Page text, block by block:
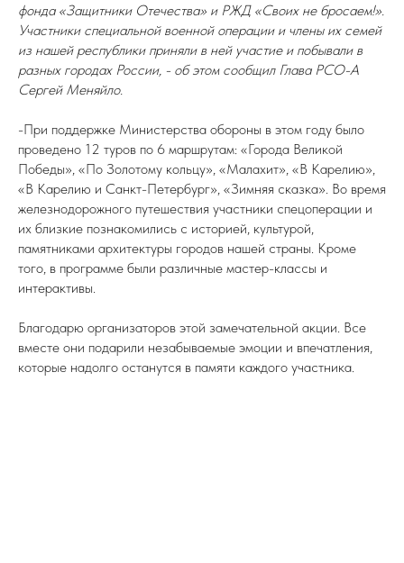
фонда «Защитники Отечества» и РЖД «Своих не бросаем!».
Участники специальной военной операции и члены их семей
из нашей республики приняли в ней участие и побывали в
разных городах России, - об этом сообщил Глава РСО-А
Сергей Меняйло.
-При поддержке Министерства обороны в этом году было
проведено 12 туров по 6 маршрутам: «Города Великой
Победы», «По Золотому кольцу», «Малахит», «В Карелию»,
«В Карелию и Санкт-Петербург», «Зимняя сказка». Во время
железнодорожного путешествия участники спецоперации и
их близкие познакомились с историей, культурой,
памятниками архитектуры городов нашей страны. Кроме
того, в программе были различные мастер-классы и
интерактивы.
Благодарю организаторов этой замечательной акции. Все
вместе они подарили незабываемые эмоции и впечатления,
которые надолго останутся в памяти каждого участника.